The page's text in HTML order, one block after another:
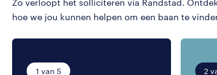
Zo verloopt het solliciteren via Randstad.
hoe we jou kunnen helpen om een baan te
1 van 5 2